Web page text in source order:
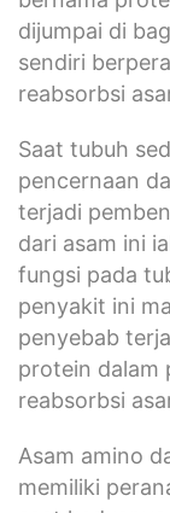
dijumpai di
sendiri
reabsorbsi
Saat tubuh
pencernaan
terjadi
dari asam ini
fungsi pada
penyakit ini
penyebab
protein dalam
reabsorbsi
Asam amino
memiliki